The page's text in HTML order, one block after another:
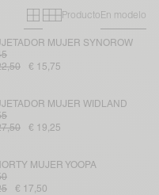
Primary grid
Secondary
ProductoEn modelo
MUJER SYNOROW
€ 15,75
MUJER WIDLAND
€ 19,25
MUJER YOOPA
€ 17,50